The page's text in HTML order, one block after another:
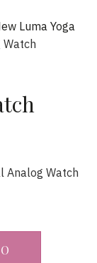
Luma Yoga
Watch
Analog Watch